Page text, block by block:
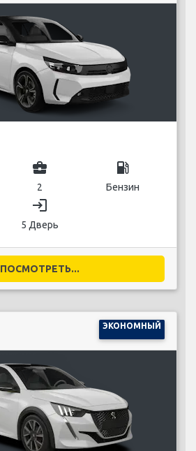
business_center
2
local_gas_station
Бензин
login
5 Дверь
ПОСМОТРЕТЬ...
ЭКОНОМНЫЙ